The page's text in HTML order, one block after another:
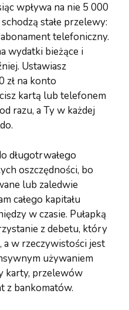
wpływa na nie 5 000
stałe przelewy:
telefoniczny.
wydatki bieżące i
Ustawiasz
zł na konto
kartą lub telefonem
razu, a Ty w każdej
długotrwałego
oszczędności, bo
lub zaledwie
całego kapitału
w czasie. Pułapką
z debetu, który
a w rzeczywistości jest
używaniem
karty, przelewów
z bankomatów.